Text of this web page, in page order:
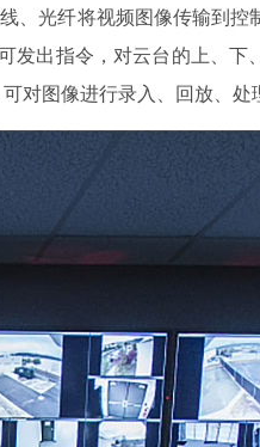
光纤将视频图像传输到
出指令，对云台的上、
图像进行录入、回放、处